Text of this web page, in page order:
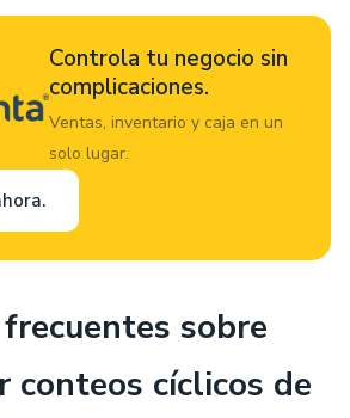
Controla tu negocio sin
complicaciones.
Ventas, inventario y caja en un
solo lugar.
sobre
conteos cíclicos de